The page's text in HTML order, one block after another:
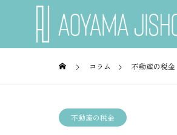
コラム 不動産の税金
不動産の税金